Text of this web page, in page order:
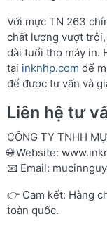
Với mực TN 263
chất lượng vượt
dài tuổi thọ máy in.
tại inknhp.com để
để được tư vấn và
Liên hệ tư
CÔNG TY TNHH
🌐 Website:
📧 Email:
👉 Cam kết: Hàng
toàn quốc.